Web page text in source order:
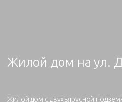
Жилой дом на ул.
Жилой дом с двухъярусной